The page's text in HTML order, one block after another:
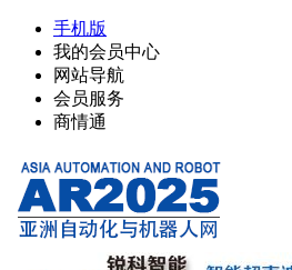
手机版
我的会员中心
网站导航
会员服务
商情通